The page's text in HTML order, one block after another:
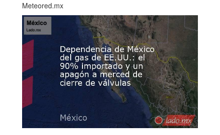
Meteored.mx